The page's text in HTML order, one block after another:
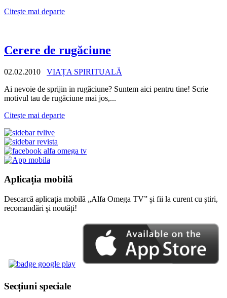
Citește mai departe
Cerere de rugăciune
02.02.2010
VIAȚA SPIRITUALĂ
Ai nevoie de sprijin in rugăciune? Suntem aici pentru tine! Scrie
motivul tau de rugăciune mai jos,...
Citește mai departe
Aplicația mobilă
Descarcă aplicația mobilă „Alfa Omega TV” și fii la curent cu știri,
recomandări și noutăți!
Secțiuni speciale